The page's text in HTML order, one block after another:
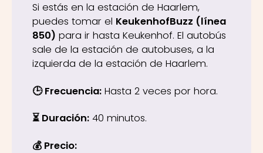
Si estás en la estación de Haarlem,
puedes tomar el KeukenhofBuzz (línea
850) para ir hasta Keukenhof. El autobús
sale de la estación de autobuses, a la
izquierda de la estación de Haarlem.
🕒 Frecuencia: Hasta 2 veces por hora.
⏳ Duración: 40 minutos.
💰 Precio: